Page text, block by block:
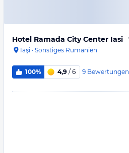
Hotel Ramada City Center Iasi
Iaşi · Sonstiges Rumänien
100% 4,9 / 6 9 Bewertungen